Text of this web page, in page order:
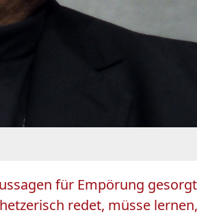
für Empörung
redet, müsse